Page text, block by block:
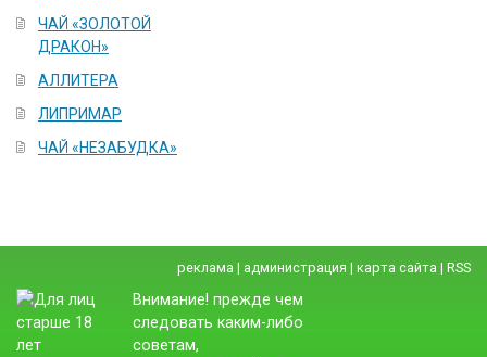
ЧАЙ «ЗОЛОТОЙ
ДРАКОН»
АЛЛИТЕРА
ЛИПРИМАР
ЧАЙ «НЕЗАБУДКА»
реклама | администрация | карта сайта | RSS
Внимание! прежде чем
следовать каким-либо
советам,